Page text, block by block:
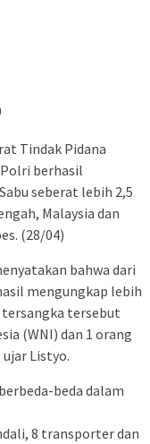
Tindak Pidana
berhasil
seberat lebih 2,5
Malaysia dan
(28/04)
bahwa dari
mengungkap lebih
tersangka tersebut
(WNI) dan 1 orang
ujar Listyo.
beda dalam
8 transporter dan